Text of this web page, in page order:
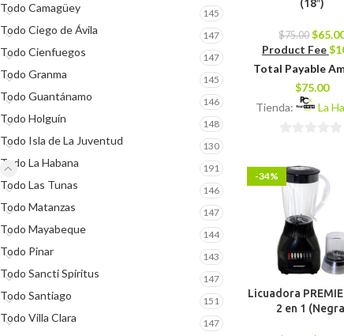
Todo Camagüey 145
Todo Ciego de Ávila 147
Todo Cienfuegos 147
Todo Granma 145
Todo Guantánamo 146
Todo Holguín 148
Todo Isla de La Juventud 130
Todo La Habana 191
Todo Las Tunas 146
Todo Matanzas 147
Todo Mayabeque 144
Todo Pinar 143
Todo Sancti Spíritus 147
Todo Santiago 151
Todo Villa Clara 147
(18″)
$75.00 $
Product Fee$
Total Payable
$75.00
Tienda:
La
-34%
Licuadora
2 en 1